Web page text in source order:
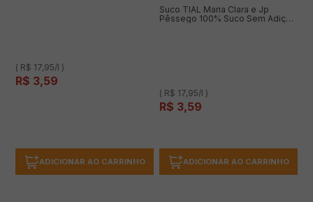
( R$ 17,95/l )
R$ 3,59
ADICIONAR AO CARRINHO
Suco TIAL Maria Clara e Jp
Pêssego 100% Suco Sem Adição
( R$ 17,95/l )
R$ 3,59
ADICIONAR AO CARRINHO